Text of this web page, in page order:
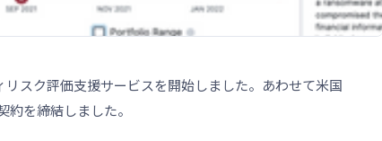
スク評価支援サービスを開始しました。あわせて米国
を締結しました。